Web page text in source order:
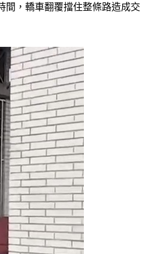
間，轎車翻覆擋住整條路造成交